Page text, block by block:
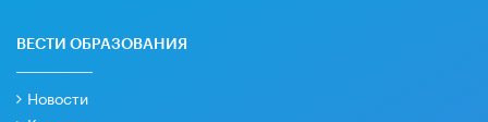
ВЕСТИ ОБРАЗОВАНИЯ
Новости